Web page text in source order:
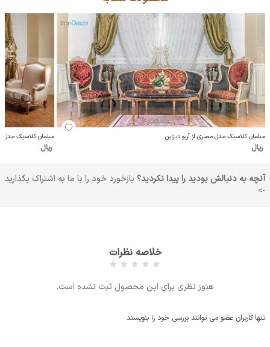
مبلمان کلاسیک مدل مصری از آریو دیزاین
ریال
مبلمان کلاسیک مدل
ریال
آنچه به دنبالش بودید را پیدا نکردید؟ بازخورد خود را با ما به اشتراک بگذارید
->
خلاصه نظرات
هنوز نظری برای این محصول ثبت نشده است.
تنها کاربران عضو می توانند بررسی خود را بنویسند